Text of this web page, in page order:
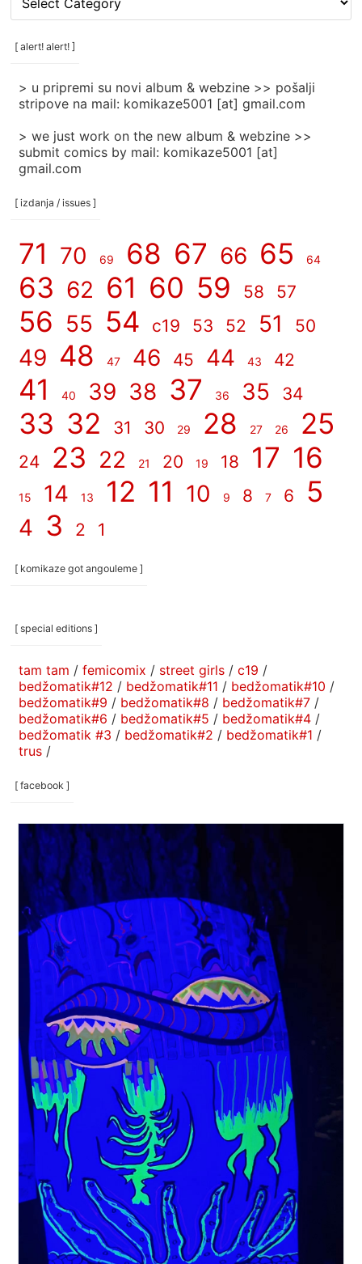
rubrike
/
categories
[ alert! alert! ]
> u pripremi su novi album & webzine >> pošalji
stripove na mail: komikaze5001 [at] gmail.com
> we just work on the new album & webzine >>
submit comics by mail: komikaze5001 [at]
gmail.com
[ izdanja / issues ]
71 70 69 68 67 66 65 64
63 62 61 60 59 58 57
56 55 54 c19 53 52 51 50
49 48 47 46 45 44 43 42
41 40 39 38 37 36 35 34
33 32 31 30 29 28 27 26 25
24 23 22 21 20 19 18 17 16
15 14 13 12 11 10 9 8 7 6 5
4 3 2 1
[ komikaze got angouleme ]
[ special editions ]
tam tam / femicomix / street girls / c19 /
bedžomatik#12 / bedžomatik#11 / bedžomatik#10 /
bedžomatik#9 / bedžomatik#8 / bedžomatik#7 /
bedžomatik#6 / bedžomatik#5 / bedžomatik#4 /
bedžomatik #3 / bedžomatik#2 / bedžomatik#1 /
trus /
[ facebook ]